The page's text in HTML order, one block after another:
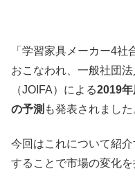
「学習家具メーカー4
おこなわれ、一般社団
（JOIFA）による2019
の予測 も発表されました
今回はこれについて紹
することで市場の変化を